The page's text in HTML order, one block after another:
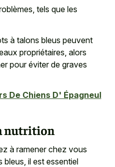
tels que les
à talons bleus peuvent
propriétaires, alors
pour éviter de graves
De Chiens D' Épagneul
nutrition
à ramener chez vous
bleus , il est essentiel